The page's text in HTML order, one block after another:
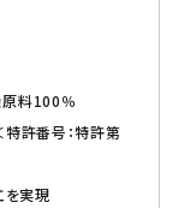
原料100％
特許番号：特許第
を実現